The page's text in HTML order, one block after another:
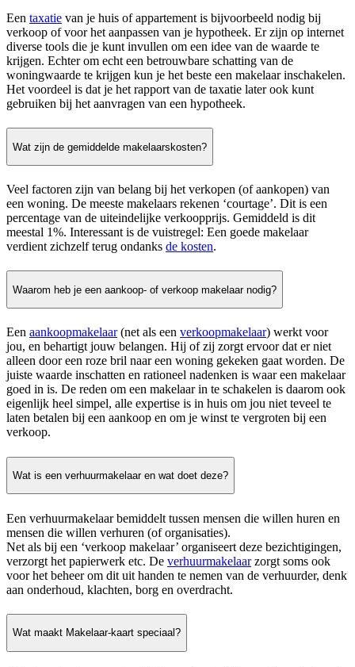
Een taxatie van je huis of appartement is bijvoorbeeld nodig bij
verkoop of voor het aanpassen van je hypotheek. Er zijn op internet
diverse tools die je kunt invullen om een idee van de waarde te
krijgen. Echter om echt een betrouwbare schatting van de
woningwaarde te krijgen kun je het beste een makelaar inschakelen.
Het voordeel is dat je het rapport van de taxatie later ook kunt
gebruiken bij het aanvragen van een hypotheek.
Wat zijn de gemiddelde makelaarskosten?
Veel factoren zijn van belang bij het verkopen (of aankopen) van
een woning. De meeste makelaars rekenen ‘courtage’. Dit is een
percentage van de uiteindelijke verkoopprijs. Gemiddeld is dit
meestal 1%. Interessant is de vuistregel: Een goede makelaar
verdient zichzelf terug ondanks de kosten.
Waarom heb je een aankoop- of verkoop makelaar nodig?
Een aankoopmakelaar(net als een verkoopmakelaar) werkt voor
jou, en behartigt jouw belangen. Hij of zij zorgt ervoor dat er niet
alleen door een roze bril naar een woning gekeken gaat worden. De
juiste waarde inschatten en rationeel nadenken is waar een makelaar
goed in is. De reden om een makelaar in te schakelen is daarom ook
eigenlijk heel simpel, alle expertise is in huis om jou niet teveel te
laten betalen bij een aankoop en om je winst te vergroten bij een
verkoop.
Wat is een verhuurmakelaar en wat doet deze?
Een verhuurmakelaar bemiddelt tussen mensen die willen huren en
mensen die willen verhuren (of organisaties).
Net als bij een ‘verkoop makelaar’ organiseert deze bezichtigingen,
verzorgt het papierwerk etc. De verhuurmakelaarzorgt soms ook
voor het beheer om dit uit handen te nemen van de verhuurder, denk
aan onderhoud, klachten, borg en overdracht.
Wat maakt Makelaar-kaart speciaal?